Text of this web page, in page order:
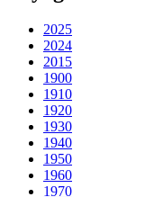
2025
2024
2015
1900
1910
1920
1930
1940
1950
1960
1970